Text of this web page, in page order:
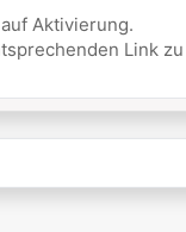
Aktivierung.
Link